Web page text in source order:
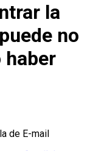
la
no
haber
de E-mail